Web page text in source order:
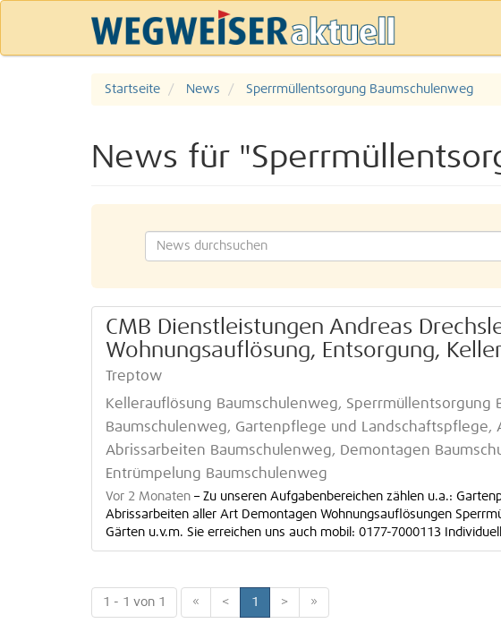
Startseite News Sperrmüllentsorgung Baumschulenweg
News für
CMB Dienstleistungen Andreas
Wohnungsauflösung, Entsorgung,
Treptow
Kellerauflösung Baumschulenweg, Sperrmüllentsorgung
Baumschulenweg, Gartenpflege und Landschaftspflege,
Abrissarbeiten Baumschulenweg, Demontagen
Entrümpelung Baumschulenweg
Vor 2 Monaten – Zu unseren Aufgabenbereichen zählen u.a.:
Abrissarbeiten aller Art Demontagen Wohnungsauflösungen
Gärten u.v.m. Sie erreichen uns auch mobil: 0177-7000113
1 - 1 von 1 « < 1 > »